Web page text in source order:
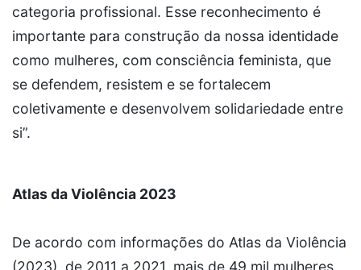
categoria profissional. Esse reconhecimento é
importante para construção da nossa identidade
como mulheres, com consciência feminista, que
se defendem, resistem e se fortalecem
coletivamente e desenvolvem solidariedade entre
si”.
Atlas da Violência 2023
De acordo com informações do Atlas da Violência
(2023), de 2011 a 2021, mais de 49 mil mulheres